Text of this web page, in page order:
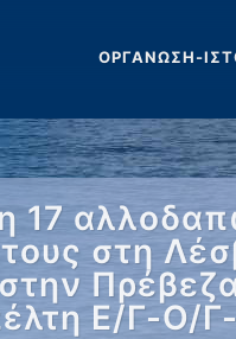
ΟΡΓΑΝΩΣΗ-
17
στη
Ε/Γ-Ο/